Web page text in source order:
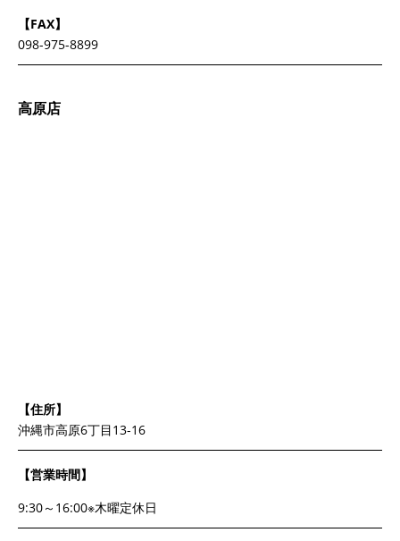
【FAX】
098-975-8899
高原店
【住所】
沖縄市高原6丁目13-16
【営業時間】
9:30～16:00※木曜定休日